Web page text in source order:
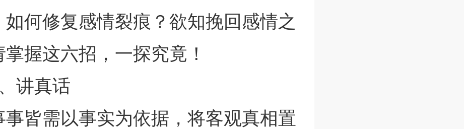
如何修复感情裂痕？欲知挽回感情之
握这六招，一探究竟！
讲真话
事皆需以事实为依据，将客观真相置